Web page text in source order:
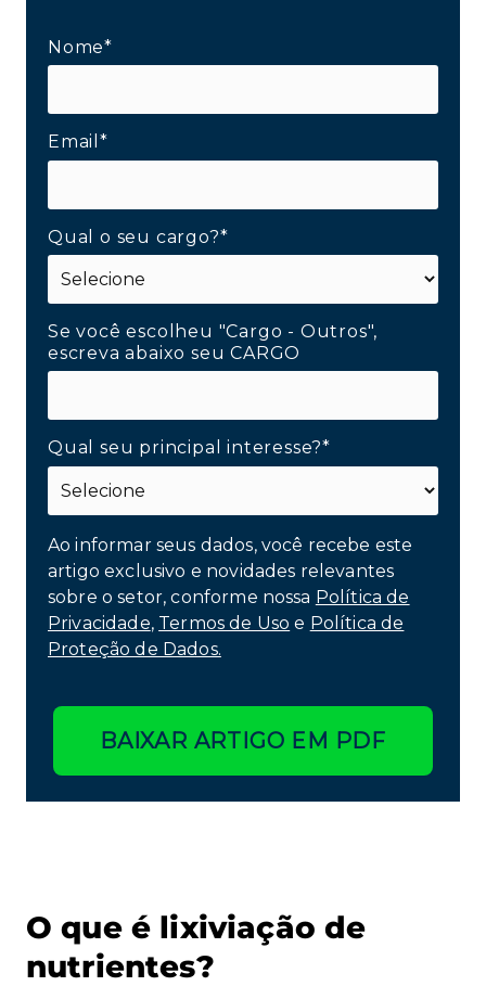
Nome*
Email*
Qual o seu cargo?*
Se você escolheu "Cargo - Outros",
escreva abaixo seu CARGO
Qual seu principal interesse?*
Ao informar seus dados, você recebe este
artigo exclusivo e novidades relevantes
sobre o setor, conforme nossa Política de
Privacidade, Termos de Uso e Política de
Proteção de Dados.
BAIXAR ARTIGO EM PDF
O que é lixiviação de
nutrientes?